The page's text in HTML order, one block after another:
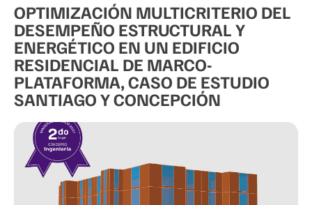
OPTIMIZACIÓN MULTICRITERIO DEL
DESEMPEÑO ESTRUCTURAL Y
ENERGÉTICO EN UN EDIFICIO
RESIDENCIAL DE MARCO-
PLATAFORMA, CASO DE ESTUDIO
SANTIAGO Y CONCEPCIÓN